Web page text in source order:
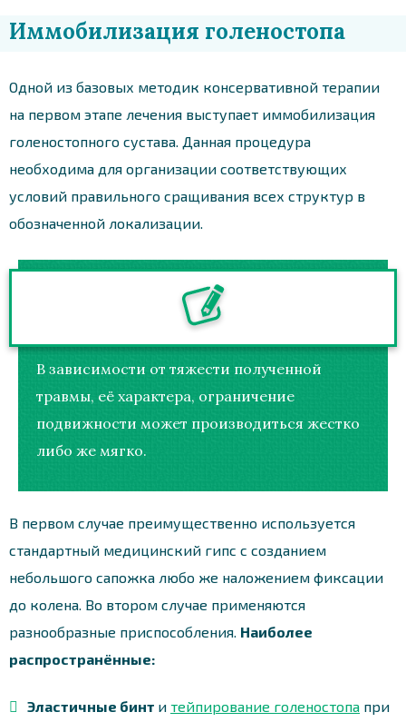
Иммобилизация голеностопа
Одной из базовых методик консервативной терапии
на первом этапе лечения выступает иммобилизация
голеностопного сустава. Данная процедура
необходима для организации соответствующих
условий правильного сращивания всех структур в
обозначенной локализации.
В зависимости от тяжести полученной
травмы, её характера, ограничение
подвижности может производиться жестко
либо же мягко.
В первом случае преимущественно используется
стандартный медицинский гипс с созданием
небольшого сапожка любо же наложением фиксации
до колена. Во втором случае применяются
разнообразные приспособления. Наиболее
распространённые:
Эластичные бинт и тейпирование голеностопа при